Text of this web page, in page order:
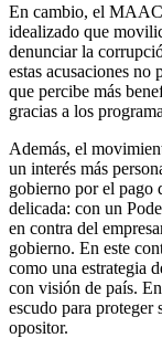
En cambio, el MAAC
idealizado que
denunciar la
estas acusaciones no
que percibe más
gracias a los
Además, el
un interés más
gobierno por el pago
delicada: con un
en contra del
gobierno. En este
como una estrategia
con visión de país.
escudo para proteger
opositor.